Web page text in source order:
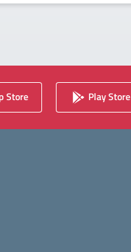
Store Play Store